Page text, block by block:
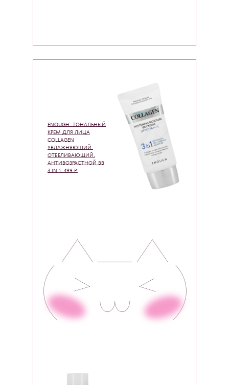
ENOUGH, ТОНАЛЬНЫЙ
КРЕМ ДЛЯ ЛИЦА
COLLAGEN
УВЛАЖНЯЮЩИЙ,
ОТБЕЛИВАЮЩИЙ,
АНТИВОЗРАСТНОЙ BB
3 IN 1, 499 Р.